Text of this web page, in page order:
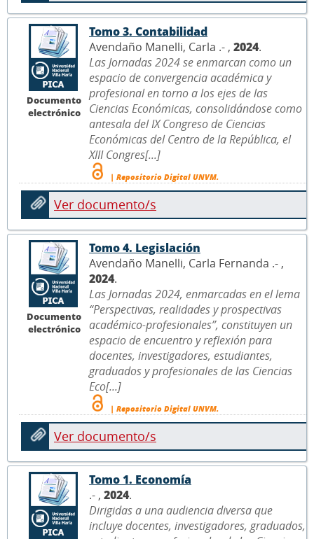
Documento
electrónico
Tomo 3. Contabilidad
Avendaño Manelli, Carla .- , 2024.
Las Jornadas 2024 se enmarcan como un
espacio de convergencia académica y
profesional en torno a los ejes de las
Ciencias Económicas, consolidándose como
antesala del IX Congreso de Ciencias
Económicas del Centro de la República, el
XIII Congres[...]
| Repositorio Digital UNVM.
Ver documento/s
Documento
electrónico
Tomo 4. Legislación
Avendaño Manelli, Carla Fernanda .- ,
2024.
Las Jornadas 2024, enmarcadas en el lema
“Perspectivas, realidades y prospectivas
académico-profesionales”, constituyen un
espacio de encuentro y reflexión para
docentes, investigadores, estudiantes,
graduados y profesionales de las Ciencias
Eco[...]
| Repositorio Digital UNVM.
Ver documento/s
Tomo 1. Economía
.- , 2024.
Dirigidas a una audiencia diversa que
incluye docentes, investigadores, graduados,